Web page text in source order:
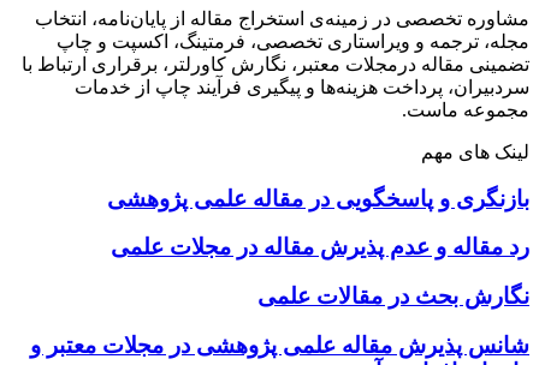
مشاوره تخصصی در زمینه‌ی استخراج مقاله از پایان‌نامه، انتخاب
مجله، ترجمه و ویراستاری تخصصی، فرمتینگ، اکسپت و چاپ
تضمینی مقاله درمجلات معتبر، نگارش کاورلتر، برقراری ارتباط با
سردبیران، پرداخت هزینه‌ها و پیگیری فرآیند چاپ از خدمات
مجموعه ماست.
لینک های مهم
بازنگری و پاسخگویی در مقاله علمی پژوهشی
رد مقاله و عدم پذیرش مقاله در مجلات علمی
نگارش بحث در مقالات علمی
شانس پذیرش مقاله علمی پژوهشی در مجلات معتبر و